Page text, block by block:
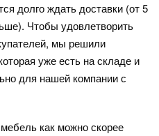
долго ждать доставки (от 5
Чтобы удовлетворить
мы решили
уже есть на складе и
для нашей компании с
как можно скорее